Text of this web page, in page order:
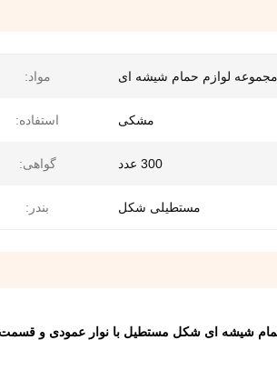
مجموعه لوازم حمام شیشه ای مواد:
مشکی استفاده:
300 عدد گواهی:
مستطیلی شکل بندر:
شیشه ای شکل مستطیل با نوار عمودی و